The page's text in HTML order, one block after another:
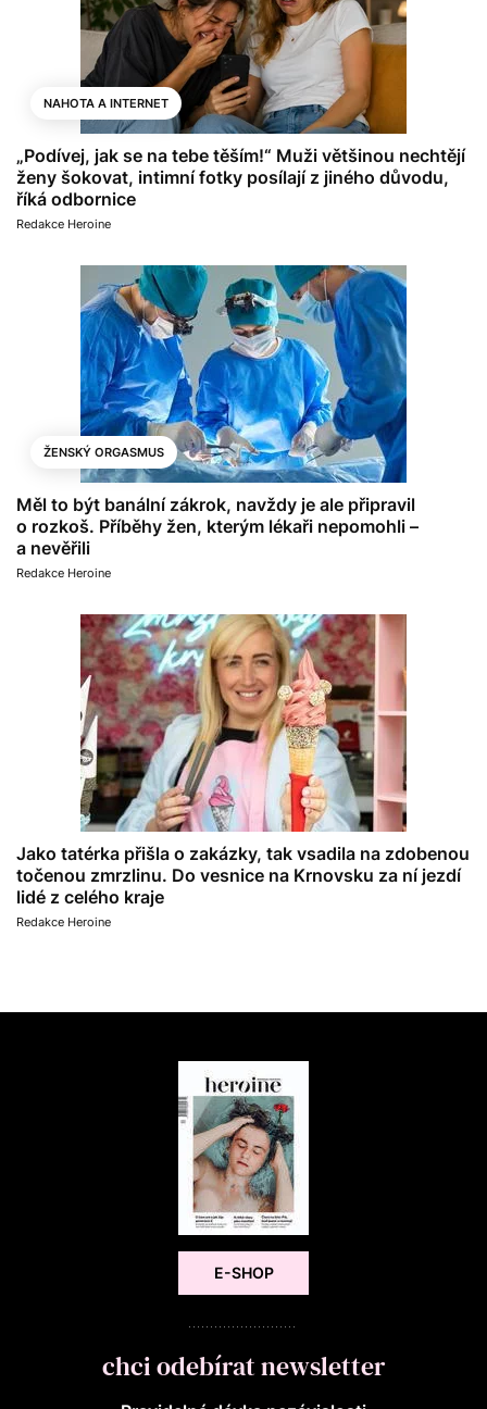
NAHOTA A INTERNET
„Podívej, jak se na tebe těším!“ Muži většinou nechtějí
ženy šokovat, intimní fotky posílají z jiného důvodu,
říká odbornice
Redakce Heroine
ŽENSKÝ ORGASMUS
Měl to být banální zákrok, navždy je ale připravil
o rozkoš. Příběhy žen, kterým lékaři nepomohli –
a nevěřili
Redakce Heroine
Jako tatérka přišla o zakázky, tak vsadila na zdobenou
točenou zmrzlinu. Do vesnice na Krnovsku za ní jezdí
lidé z celého kraje
Redakce Heroine
E-SHOP
chci odebírat newsletter